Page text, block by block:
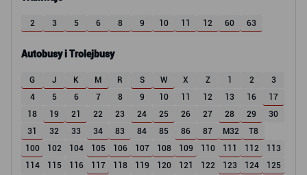
2 3 5 6 8 9 10 11 12 60 63
Autobusy i Trolejbusy
G J K M R S W X Z 1 2
3
4
5 6 7 8 9 10 11 12 13 16
17
18
19 21 22 23 24 25 26 27 28 29
30
31
32 33 34 83 84 85 86 87 M32
T8
100
102 104 105 106 107 108 109 110 111 112
113
114
115 116 117 118 119 120 121 122 123 124
125